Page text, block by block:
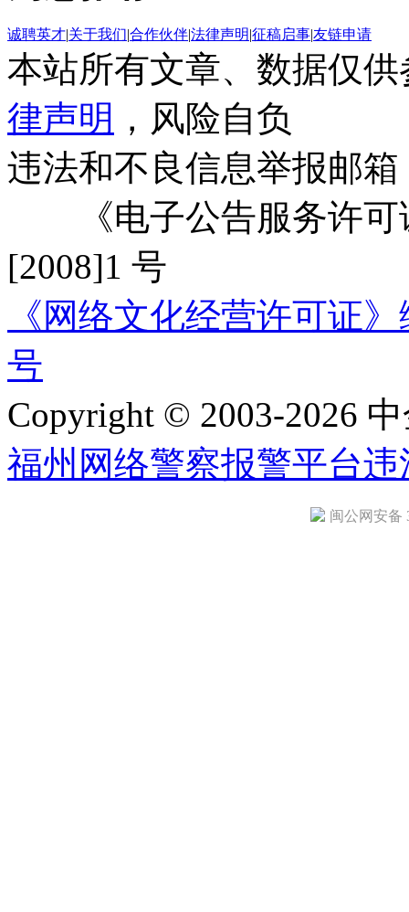
诚聘英才|关于我们|合作伙伴|法律声明|征稿启事|友链申请
本站所有文章、数据仅
律声明 ，风险自负
违法和不良信息举报邮箱
《电子公告服务许可
[2008]1 号
《网络文化经营许可证
号
Copyright © 2003-2026
福州网络警察报警平台违
闽公网安备